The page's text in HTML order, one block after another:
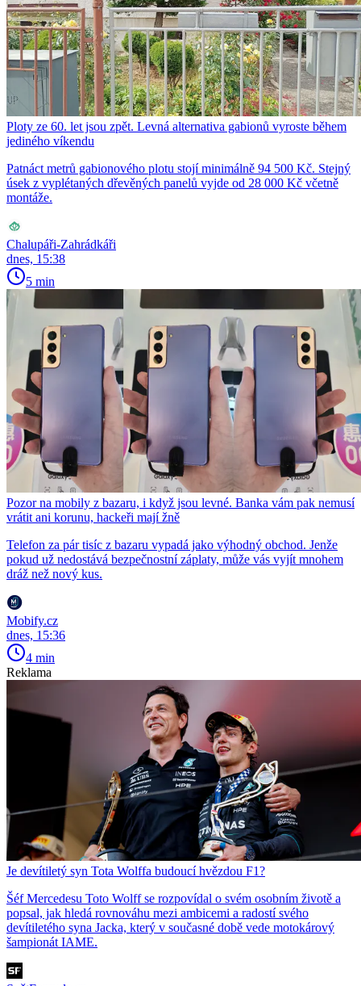
Ploty ze 60. let jsou zpět. Levná alternativa gabionů vyroste během
jediného víkendu
Patnáct metrů gabionového plotu stojí minimálně 94 500 Kč. Stejný
úsek z vyplétaných dřevěných panelů vyjde od 28 000 Kč včetně
montáže.
Chalupáři-Zahrádkáři
dnes, 15:38
5 min
Pozor na mobily z bazaru, i když jsou levné. Banka vám pak nemusí
vrátit ani korunu, hackeři mají žně
Telefon za pár tisíc z bazaru vypadá jako výhodný obchod. Jenže
pokud už nedostává bezpečnostní záplaty, může vás vyjít mnohem
dráž než nový kus.
Mobify.cz
dnes, 15:36
4 min
Reklama
Je devítiletý syn Tota Wolffa budoucí hvězdou F1?
Šéf Mercedesu Toto Wolff se rozpovídal o svém osobním životě a
popsal, jak hledá rovnováhu mezi ambicemi a radostí svého
devítiletého syna Jacka, který v současné době vede motokárový
šampionát IAME.